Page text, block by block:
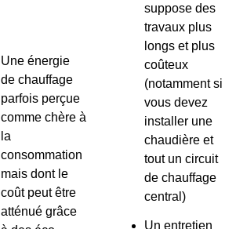
Une énergie
de chauffage
parfois perçue
comme chère à
la
consommation
mais dont le
coût peut être
atténué grâce
suppose des
travaux plus
longs et plus
coûteux
(notamment si
vous devez
installer une
chaudière et
tout un circuit
de chauffage
central)
Un entretien